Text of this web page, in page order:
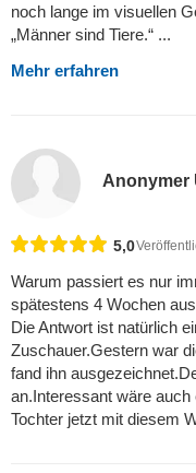
noch lange im visuellen
„Männer sind Tiere.“ ...
Mehr erfahren
Anonymer
5,0
Warum passiert es nur
spätestens 4 Wochen
Die Antwort ist natürlich
Zuschauer.Gestern war
fand ihn
an.Interessant wäre
Tochter jetzt mit diesem